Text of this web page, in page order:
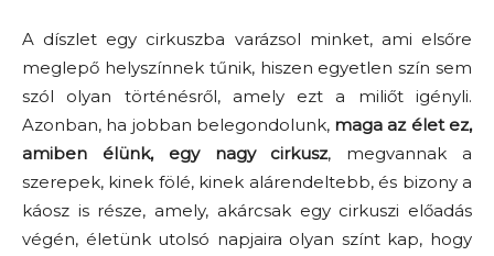
A díszlet egy cirkuszba varázsol minket, ami elsőre
meglepő helyszínnek tűnik, hiszen egyetlen szín sem
szól olyan történésről, amely ezt a miliőt igényli.
Azonban, ha jobban belegondolunk, maga az élet ez,
amiben élünk, egy nagy cirkusz, megvannak a
szerepek, kinek fölé, kinek alárendeltebb, és bizony a
káosz is része, amely, akárcsak egy cirkuszi előadás
végén, életünk utolsó napjaira olyan színt kap, hogy